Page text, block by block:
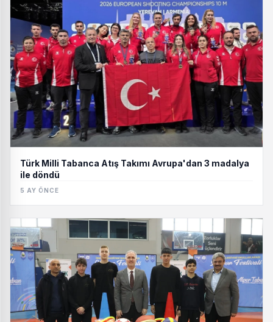
Türk Milli Tabanca Atış Takımı Avrupa'dan 3 madalya
ile döndü
5 AY ÖNCE